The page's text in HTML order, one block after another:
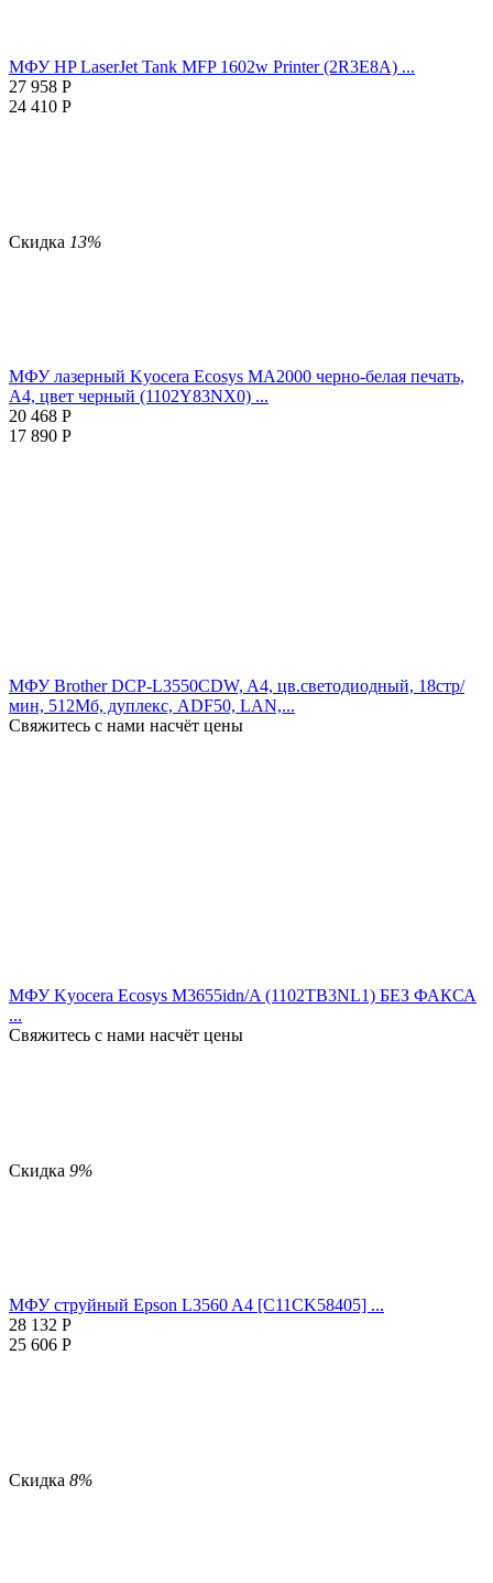
МФУ HP LaserJet Tank MFP 1602w Printer (2R3E8A) ...
27 958 Р
24 410 Р
Скидка 13%
МФУ лазерный Kyocera Ecosys MA2000 черно-белая печать,
A4, цвет черный (1102Y83NX0) ...
20 468 Р
17 890 Р
МФУ Brother DCP-L3550CDW, A4, цв.светодиодный, 18стр/
мин, 512Мб, дуплекс, ADF50, LAN,...
Свяжитесь с нами насчёт цены
МФУ Kyocera Ecosys M3655idn/A (1102TB3NL1) БЕЗ ФАКСА
...
Свяжитесь с нами насчёт цены
Скидка 9%
МФУ струйный Epson L3560 A4 [C11CK58405] ...
28 132 Р
25 606 Р
Скидка 8%